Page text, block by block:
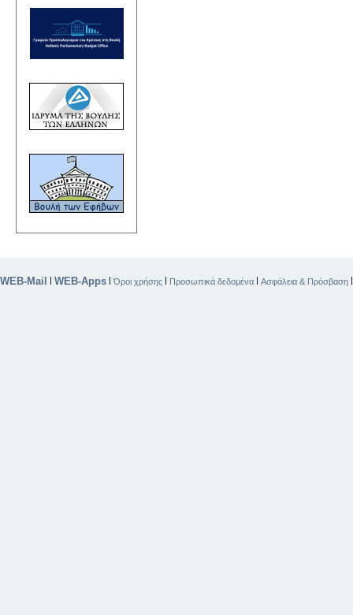
WEB-Mail WEB-Apps |Όροι χρήσης Προσωπικά δεδομένα Ασφάλεια & Πρόσβαση